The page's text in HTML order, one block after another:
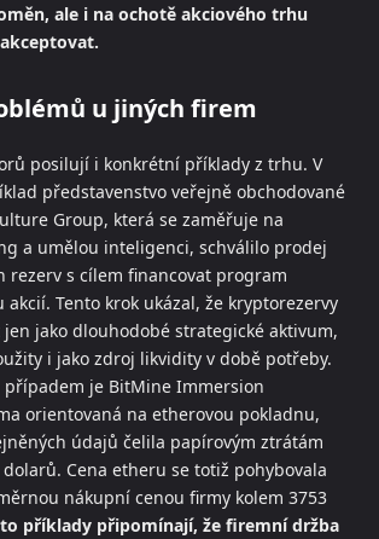
ale i na ochotě akciového trhu
u jiných firem
posilují i konkrétní příklady z trhu. V
představenstvo veřejně obchodované
Group, která se zaměřuje na
a umělou inteligenci, schválilo prodej
rezerv s cílem financovat program
Tento krok ukázal, že kryptorezervy
jako dlouhodobé strategické aktivum,
i jako zdroj likvidity v době potřeby.
případem je BitMine Immersion
orientovaná na etherovou pokladnu,
údajů čelila papírovým ztrátám
Cena etheru se totiž pohybovala
nákupní cenou firmy kolem 3753
příklady připomínají, že firemní držba